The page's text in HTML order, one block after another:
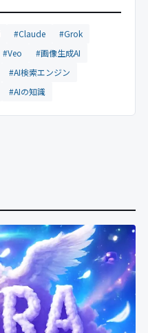
#Claude
#Grok
#Veo
#画像生成AI
#AI検索エンジン
#AIの知識